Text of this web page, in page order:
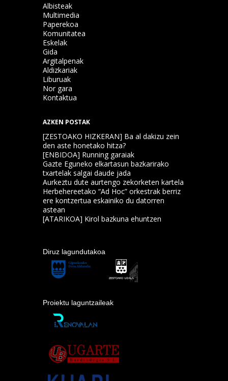
Albisteak
Multimedia
Paperekoa
Komunitatea
Eskelak
Gida
Argitalpenak
Aldizkariak
Liburuak
Nor gara
Kontaktua
AZKEN POSTAK
[ZESTOAKO HIZKERAN] Ba al dakizu zein
den aste honetako hitza?
[ENBIDOA] Running garaiak
Gazte Eguneko elkartasun bazkarirako
txartelak salgai daude jada
Aurkeztu dute aurtengo zekorketen kartela
Herbehereetako “Ad Hoc” orkestrak berriz
ere kontzertua eskainiko du datorren
astean
[ATARIKOA] Kirol bazkuna ehuntzen
Diruz lagundutakoa
Proiektu laguntzaileak